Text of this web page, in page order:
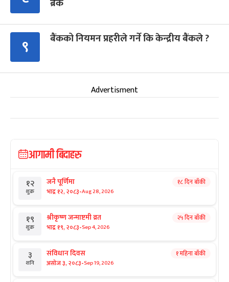
ब्रेक
९ बैंकको नियमन प्रहरीले गर्ने कि केन्द्रीय बैंकले ?
Advertisment
आगामी बिदाहरु
१२
शुक्र
जनै पूर्णिमा
भाद्र १२, २०८३-Aug 28, 2026
१८ दिन बाँकी
१९
शुक्र
श्रीकृष्ण जन्माष्टमी व्रत
भाद्र १९, २०८३-Sep 4, 2026
२५ दिन बाँकी
३
शनि
संविधान दिवस
असोज ३, २०८३-Sep 19, 2026
१ महिना बाँकी